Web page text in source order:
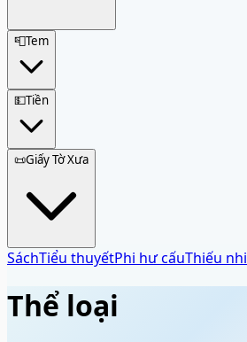
📮Tem
💵Tiền
📜Giấy Tờ Xưa
SáchTiểu thuyếtPhi hư cấuThiếu nhi
Thể loại